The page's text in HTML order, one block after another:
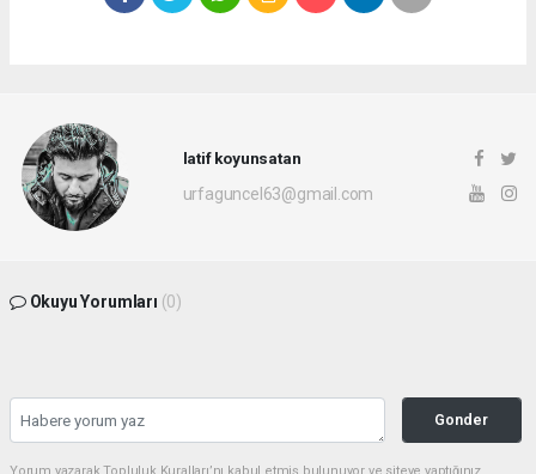
latif koyunsatan
urfaguncel63@gmail.com
Okuyu Yorumları (0)
Gonder
Yorum yazarak Topluluk Kuralları’nı kabul etmiş bulunuyor ve siteye yaptığınız